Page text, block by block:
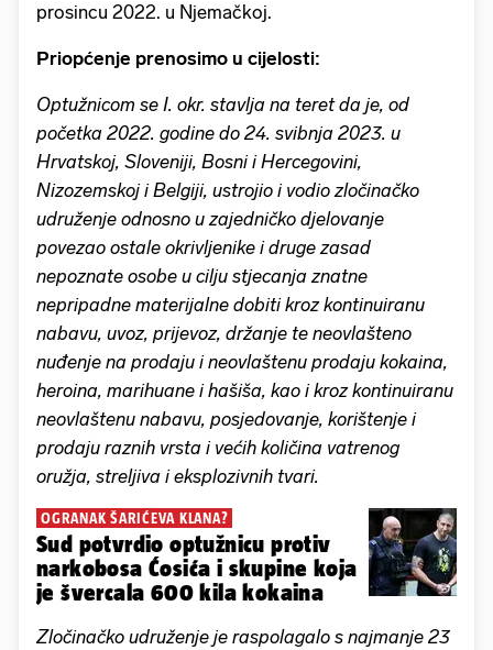
prosincu 2022. u Njemačkoj.
Priopćenje prenosimo u cijelosti:
Optužnicom se I. okr. stavlja na teret da je, od
početka 2022. godine do 24. svibnja 2023. u
Hrvatskoj, Sloveniji, Bosni i Hercegovini,
Nizozemskoj i Belgiji, ustrojio i vodio zločinačko
udruženje odnosno u zajedničko djelovanje
povezao ostale okrivljenike i druge zasad
nepoznate osobe u cilju stjecanja znatne
nepripadne materijalne dobiti kroz kontinuiranu
nabavu, uvoz, prijevoz, držanje te neovlašteno
nuđenje na prodaju i neovlaštenu prodaju kokaina,
heroina, marihuane i hašiša, kao i kroz kontinuiranu
neovlaštenu nabavu, posjedovanje, korištenje i
prodaju raznih vrsta i većih količina vatrenog
oružja, streljiva i eksplozivnih tvari.
OGRANAK ŠARIĆEVA KLANA?
Sud potvrdio optužnicu protiv
narkobosa Ćosića i skupine koja
je švercala 600 kila kokaina
Zločinačko udruženje je raspolagalo s najmanje 23